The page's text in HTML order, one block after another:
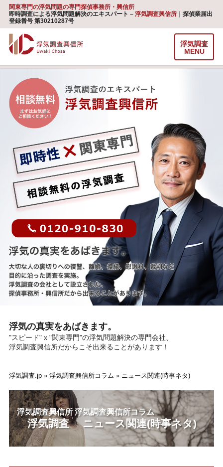
関東専門の浮気問題の専門探偵事務所・興信所
即時調査による浮気問題解決のエキスパート – 浮気調査興信所 ｜探偵業届出
登録番号 第30210287号
浮気調査
MENU
浮気の真実をあばきます。
"スピード" x "関東専門"の浮気問題解決の専門会社、
浮気調査興信所だからこそ出来ることがあります！
浮気調査.jp » 浮気調査興信所コラム » ニュース関連(時事ネタ)
浮気調査興信所 浮気調査興信所コラム
浮気調査 ニュース関連(時事ネタ)